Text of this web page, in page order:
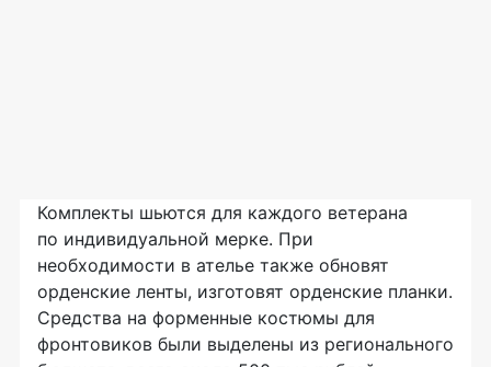
Комплекты шьются для каждого ветерана
по индивидуальной мерке. При
необходимости в ателье также обновят
орденские ленты, изготовят орденские планки.
Средства на форменные костюмы для
фронтовиков были выделены из регионального